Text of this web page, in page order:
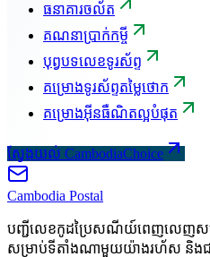
ធនាគារចល័ត
គណនាប្រាក់កម្ចី
បុព្វបទលេខទូរស័ព្ទ
គម្រោងទូរស័ព្ទតម្លៃថោក
គម្រោងអ៊ីនធឺណិតល្អបំផុត
ស្វែងយល់ CambodiaChoice
Cambodia Postal
បញ្ជីលេខកូដប្រៃសណីយ៍ពេញលេញសម្រ
សម្រាប់ទីតាំងណាមួយយ៉ាងរហ័ស និងជ